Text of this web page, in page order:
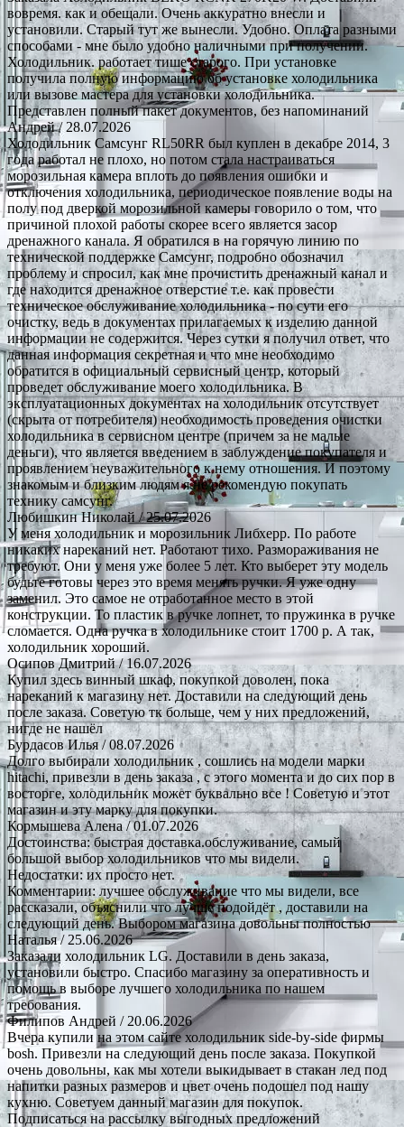
вовремя. как и обещали. Очень аккуратно внесли и
установили. Старый тут же вынесли. Удобно. Оплата разными
способами - мне было удобно наличными при получении.
Холодильник. работает тише старого. При установке
получила полную информацию об установке холодильника
или вызове мастера для установки холодильника.
Представлен полный пакет документов, без напоминаний
Андрей/ 28.07.2026
Холодильник Самсунг RL50RR был куплен в декабре 2014, 3
года работал не плохо, но потом стала настраиваться
морозильная камера вплоть до появления ошибки и
отключения холодильника, периодическое появление воды на
полу под дверкой морозильной камеры говорило о том, что
причиной плохой работы скорее всего является засор
дренажного канала. Я обратился в на горячую линию по
технической поддержке Самсунг, подробно обозначил
проблему и спросил, как мне прочистить дренажный канал и
где находится дренажное отверстие т.е. как провести
техническое обслуживание холодильника - по сути его
очистку, ведь в документах прилагаемых к изделию данной
информации не содержится. Через сутки я получил ответ, что
данная информация секретная и что мне необходимо
обратится в официальный сервисный центр, который
проведет обслуживание моего холодильника. В
эксплуатационных документах на холодильник отсутствует
(скрыта от потребителя) необходимость проведения очистки
холодильника в сервисном центре (причем за не малые
деньги), что является введением в заблуждение покупателя и
проявлением неуважительного к нему отношения. И поэтому
знакомым и близким людям я не рекомендую покупать
технику самсунг.
Любишкин Николай/ 25.07.2026
У меня холодильник и морозильник Либхерр. По работе
никаких нареканий нет. Работают тихо. Размораживания не
требуют. Они у меня уже более 5 лет. Кто выберет эту модель
будьте готовы через это время менять ручки. Я уже одну
заменил. Это самое не отработанное место в этой
конструкции. То пластик в ручке лопнет, то пружинка в ручке
сломается. Одна ручка в холодильнике стоит 1700 р. А так,
холодильник хороший.
Осипов Дмитрий/ 16.07.2026
Купил здесь винный шкаф, покупкой доволен, пока
нареканий к магазину нет. Доставили на следующий день
после заказа. Советую тк больше, чем у них предложений,
нигде не нашёл
Бурдасов Илья/ 08.07.2026
Долго выбирали холодильник , сошлись на модели марки
hitachi, привезли в день заказа , с этого момента и до сих пор в
восторге, холодильник может буквально все ! Советую и этот
магазин и эту марку для покупки.
Кормышева Алена/ 01.07.2026
Достоинства: быстрая доставка.обслуживание, самый
большой выбор холодильников что мы видели.
Недостатки: их просто нет.
Комментарии: лучшее обслуживание что мы видели, все
рассказали, объяснили что лучше подойдёт , доставили на
следующий день. Выбором магазина довольны полностью
Наталья/ 25.06.2026
Заказали холодильник LG. Доставили в день заказа,
установили быстро. Спасибо магазину за оперативность и
помощь в выборе лучшего холодильника по нашем
требования.
Филипов Андрей / 20.06.2026
Вчера купили на этом сайте холодильник side-by-side фирмы
bosh. Привезли на следующий день после заказа. Покупкой
очень довольны, как мы хотели выкидывает в стакан лед под
напитки разных размеров и цвет очень подошел под нашу
кухню. Советуем данный магазин для покупок.
Подписаться на рассылку выгодных предложений